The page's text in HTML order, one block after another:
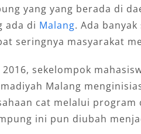
yang yang berada di
ada di Malang. Ada
seringnya masyarakat
sekelompok
Malang
cat melalui
ini pun diubah